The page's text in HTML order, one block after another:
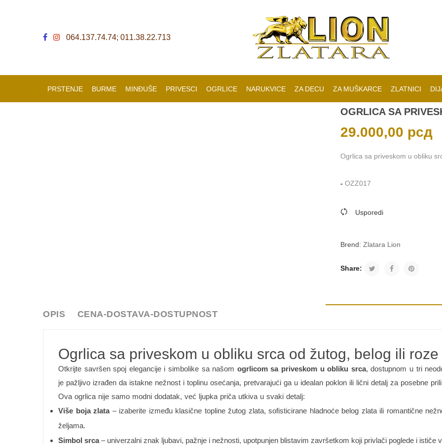
064.137.74.74; 011.38.22.713
PRSTENJE BURME MINĐUŠE PRIVESCI OGRLICE NARUKVICE ZA DECU ZA MUŠKARCE ZLATNICI
OGRLICA SA
29.000,00 рсд
Ogrlica sa priveskom u obliku
-OZZ017
Usporedi
Brend:Zlatara Lion
Share:
OPIS CENA-DOSTAVA-DOSTUPNOST
Ogrlica sa priveskom u obliku srca od žutog, belog ili
Otkrijte savršen spoj elegancije i simbolike sa našom ogrlicom sa priveskom u obliku srca, dostupnom u tri
je pažljivo izrađen da istakne nežnost i toplinu osećanja, pretvarajući ga u idealan poklon ili lični detalj za posebne
Ova ogrlica nije samo modni dodatak, već ljupka priča utkiva u svaki detalj:
Više boja zlata– izaberite između klasične topline žutog zlata, sofisticirane hladnoće belog zlata ili romantične
željama.
Simbol srca– univerzalni znak ljubavi, pažnje i nežnosti, upotpunjen blistavim završetkom koji privlači poglede i ističe